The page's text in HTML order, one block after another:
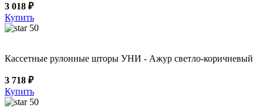
3 018 ₽
Купить
50
Кассетные рулонные шторы УНИ - Ажур светло-коричневый
3 718 ₽
Купить
50